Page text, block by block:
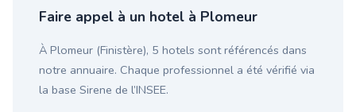
Faire appel à un hotel à Plomeur
À Plomeur (Finistère), 5 hotels sont référencés dans
notre annuaire. Chaque professionnel a été vérifié via
la base Sirene de l’INSEE.